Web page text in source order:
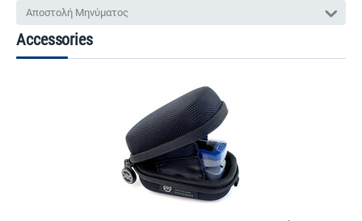
Αποστολή Μηνύματος
Accessories